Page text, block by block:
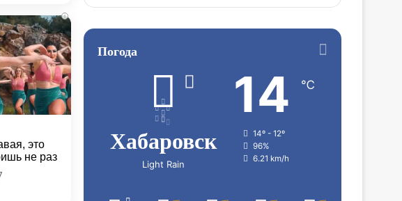
i
это
не раз
Погода
Хабаровск
Light Rain
14 ℃
14º - 12º
96%
6.21 km/h